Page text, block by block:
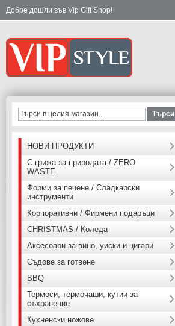
Добре дошли във Vip Gift Shop!
Търси
НОВИ ПРОДУКТИ
С грижа за природата / ZERO
WASTE
Форми за печене / Сладкарски
инструменти
Корпоративни / Фирмени подаръци
CHRISTMAS / Коледа
Аксесоари за вино, уиски и цигари
Съдове за готвене
BBQ
Термоси, термочаши, кутии за
съхранение
Кухненски ножове